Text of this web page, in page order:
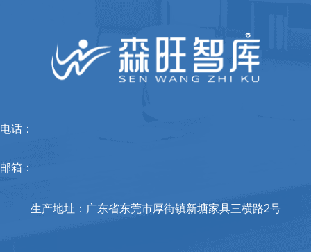
电话：
邮箱：
生产地址：广东省东莞市厚街镇新塘家具三横路2号